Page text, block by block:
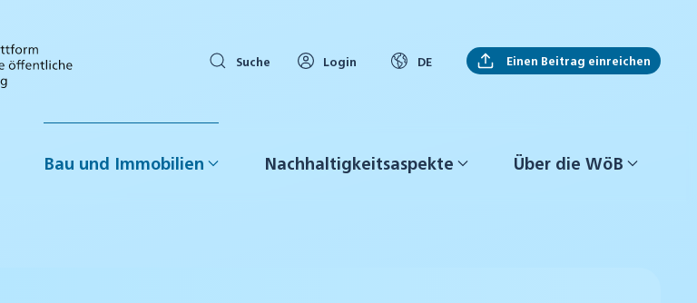
Suche Login DE Einen Beitrag einreichen
Bau und Immobilien Nachhaltigkeitsaspekte Über die WöB